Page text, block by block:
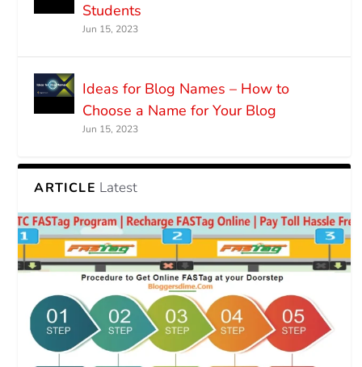
Students
Jun 15, 2023
Ideas for Blog Names – How to
Choose a Name for Your Blog
Jun 15, 2023
ARTICLE Latest